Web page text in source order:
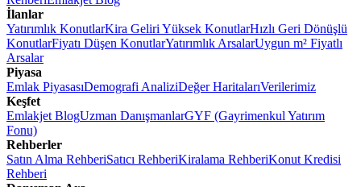
İlanlar
Yatırımlık KonutlarKira Geliri Yüksek KonutlarHızlı Geri Dönüşlü
KonutlarFiyatı Düşen KonutlarYatırımlık ArsalarUygun m² Fiyatlı
Arsalar
Piyasa
Emlak PiyasasıDemografi AnaliziDeğer HaritalarıVerilerimiz
Keşfet
Emlakjet BlogUzman DanışmanlarGYF (Gayrimenkul Yatırım
Fonu)
Rehberler
Satın Alma RehberiSatıcı RehberiKiralama RehberiKonut Kredisi
Rehberi